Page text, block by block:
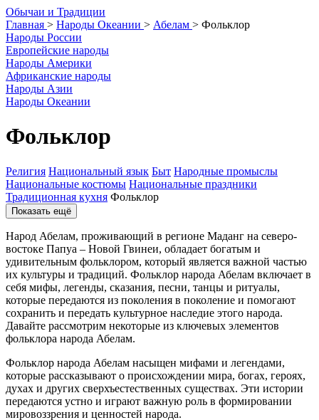
Обычаи и Традиции
Главная > Народы Океании > Абелам > Фольклор
Народы России
Европейские народы
Народы Америки
Африканские народы
Народы Азии
Народы Океании
Фольклор
Религия Национальный язык Быт Народные промыслы
Национальные костюмы Национальные праздники
Традиционная кухня Фольклор
Показать ещё
Народ Абелам, проживающий в регионе Маданг на северо-
востоке Папуа – Новой Гвинеи, обладает богатым и
удивительным фольклором, который является важной частью
их культуры и традиций. Фольклор народа Абелам включает в
себя мифы, легенды, сказания, песни, танцы и ритуалы,
которые передаются из поколения в поколение и помогают
сохранить и передать культурное наследие этого народа.
Давайте рассмотрим некоторые из ключевых элементов
фольклора народа Абелам.
Фольклор народа Абелам насыщен мифами и легендами,
которые рассказывают о происхождении мира, богах, героях,
духах и других сверхъестественных существах. Эти истории
передаются устно и играют важную роль в формировании
мировоззрения и ценностей народа.